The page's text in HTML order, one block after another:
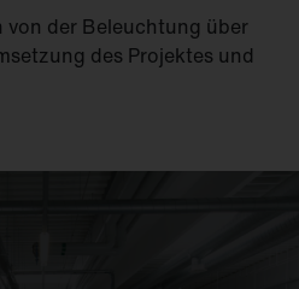
der Beleuchtung über
des Projektes und